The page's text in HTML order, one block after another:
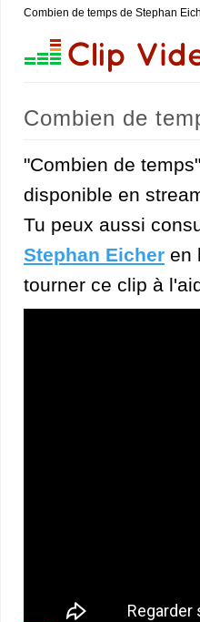
Combien de temps de Stephan
Combien de
"Combien de
disponible en
Tu peux aussi
Stephan Eicher en
tourner ce clip à